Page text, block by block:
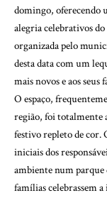
domingo, oferecendo
alegria celebrativos
organizada pelo
desta data com um
mais novos e aos seus
O espaço,
região, foi totalmente
festivo repleto de cor.
iniciais dos
ambiente num
famílias celebrassem